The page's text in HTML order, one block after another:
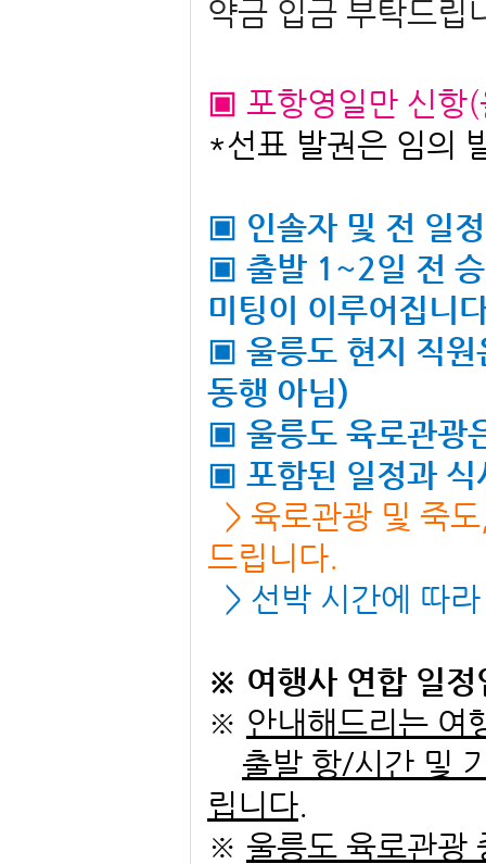
약금 입금 부탁드립
▣ 포항영일만 신항
*선표 발권은 임의
▣ 인솔자 및 전 일
▣ 출발 1~2일 전
미팅이 이루어집니
▣ 울릉도 현지 직
동행 아님)
▣ 울릉도 육로관광
▣ 포함된 일정과
> 육로관광 및 죽
드립니다.
> 선박 시간에 따
※ 여행사 연합 일정
※ 안내해드리는 여
출발 항/시간 및
립니다.
※ 울릉도 육로관광